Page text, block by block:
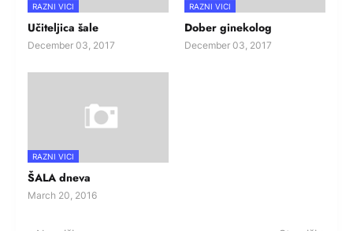
RAZNI VICI
Učiteljica šale
December 03, 2017
RAZNI VICI
Dober ginekolog
December 03, 2017
RAZNI VICI
ŠALA dneva
March 20, 2016